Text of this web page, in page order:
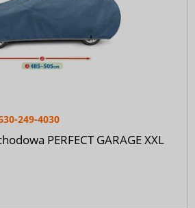
249-4030
PERFECT GARAGE XXL